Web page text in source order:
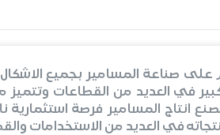
صناعة المسامير بجميع الاشكال
في العديد من القطاعات وتتميز
انتاج المسامير فرصة
في العديد من الاستخدامات